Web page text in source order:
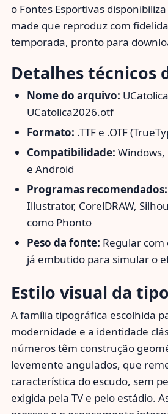
o Fontes Esportivas
made que reproduz com
temporada, pronto para
Detalhes técnicos
Nome do arquivo:
UCatolica2026.otf
Formato: .TTF e .OTF
Compatibilidade: Windows,
e Android
Programas recomendados:
Illustrator, CorelDRAW,
como Phonto
Peso da fonte: Regular
já embutido para simular o
Estilo visual da
A família tipográfica escolhida
modernidade e a identidade
números têm construção
levemente angulados, que
característica do escudo, sem
exigida pela TV e pelo estádio.